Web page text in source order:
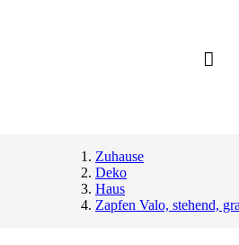
Zuhause
Deko
Haus
Zapfen Valo, stehend,